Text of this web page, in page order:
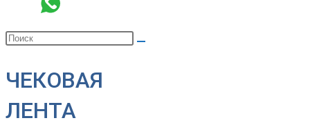
ЧЕКОВАЯ
ЛЕНТА